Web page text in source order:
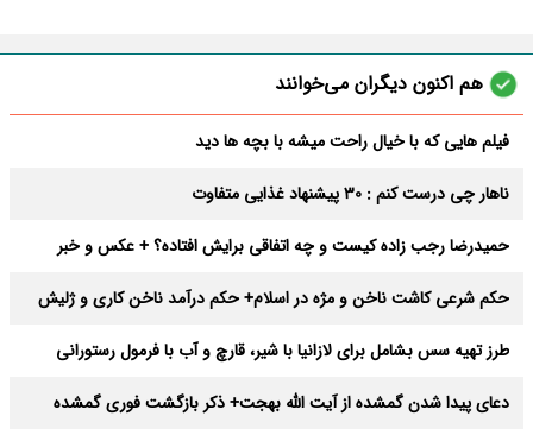
هم اکنون دیگران می‌خوانند
فیلم هایی که با خیال راحت میشه با بچه ها دید
ناهار چی درست کنم : 30 پیشنهاد غذایی متفاوت
حمیدرضا رجب‌ زاده کیست و چه اتفاقی برایش افتاده؟ + عکس و خبر
حکم شرعی کاشت ناخن و مژه در اسلام+ حکم درآمد ناخن کاری و ژلیش
طرز تهیه سس بشامل برای لازانیا با شیر، قارچ و آب با فرمول رستورانی
دعای پیدا شدن گمشده از آیت الله بهجت+ ذکر بازگشت فوری گمشده